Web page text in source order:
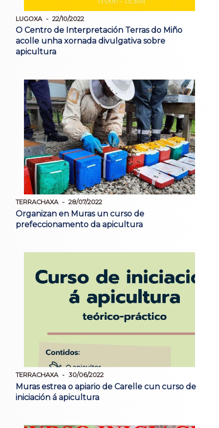
LUGOXA 22/10/2022
O Centro de Interpretación Terras do Miño
acolle unha xornada divulgativa sobre
apicultura
TERRACHAXA 28/07/2022
Organizan en Muras un curso de
prefeccionamento da apicultura
TERRACHAXA 30/06/2022
Muras estrea o apiario de Carelle cun curso de
iniciación á apicultura